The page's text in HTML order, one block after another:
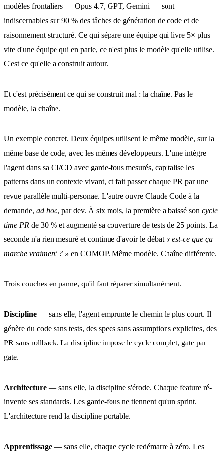
modèles frontaliers — Opus 4.7, GPT, Gemini — sont
indiscernables sur 90 % des tâches de génération de code et de
raisonnement structuré. Ce qui sépare une équipe qui livre 5× plus
vite d'une équipe qui en parle, ce n'est plus le modèle qu'elle utilise.
C'est ce qu'elle a construit autour.
Et c'est précisément ce qui se construit mal : la chaîne. Pas le
modèle, la chaîne.
Un exemple concret. Deux équipes utilisent le même modèle, sur la
même base de code, avec les mêmes développeurs. L'une intègre
l'agent dans sa CI/CD avec garde-fous mesurés, capitalise les
patterns dans un contexte vivant, et fait passer chaque PR par une
revue parallèle multi-personae. L'autre ouvre Claude Code à la
demande, ad hoc, par dev. À six mois, la première a baissé son cycle
time PR de 30 % et augmenté sa couverture de tests de 25 points. La
seconde n'a rien mesuré et continue d'avoir le débat « est-ce que ça
marche vraiment ? » en COMOP. Même modèle. Chaîne différente.
Trois couches en panne, qu'il faut réparer simultanément.
Discipline — sans elle, l'agent emprunte le chemin le plus court. Il
génère du code sans tests, des specs sans assumptions explicites, des
PR sans rollback. La discipline impose le cycle complet, gate par
gate.
Architecture — sans elle, la discipline s'érode. Chaque feature ré-
invente ses standards. Les garde-fous ne tiennent qu'un sprint.
L'architecture rend la discipline portable.
Apprentissage — sans elle, chaque cycle redémarre à zéro. Les